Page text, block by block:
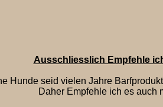
Ausschliesslich Empfehle
Hunde seid vielen Jahre
Daher Empfehle ich es auch